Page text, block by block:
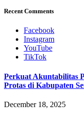
Recent Comments
Facebook
Instagram
YouTube
TikTok
Perkuat Akuntabilitas
Protas di Kabupaten
December 18, 2025